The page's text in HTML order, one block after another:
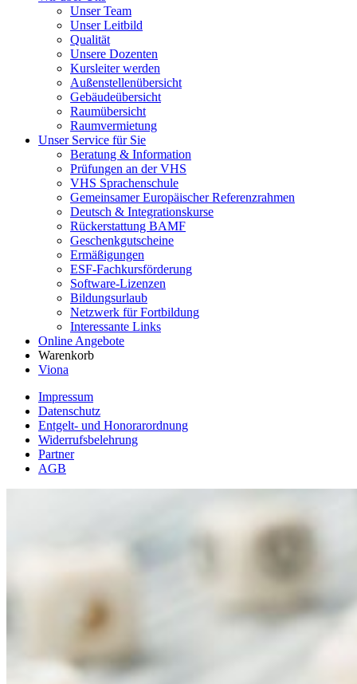
Unser Team
Unser Leitbild
Qualität
Unsere Dozenten
Kursleiter werden
Außenstellenübersicht
Gebäudeübersicht
Raumübersicht
Raumvermietung
Unser Service für Sie
Beratung & Information
Prüfungen an der VHS
VHS Sprachenschule
Gemeinsamer Europäischer Referenzrahmen
Deutsch & Integrationskurse
Rückerstattung BAMF
Geschenkgutscheine
Ermäßigungen
ESF-Fachkursförderung
Software-Lizenzen
Bildungsurlaub
Netzwerk für Fortbildung
Interessante Links
Online Angebote
Warenkorb
Viona
Impressum
Datenschutz
Entgelt- und Honorarordnung
Widerrufsbelehrung
Partner
AGB